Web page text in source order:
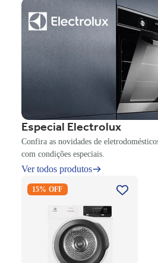
Especial Electrolux
Confira as novidades de
com condições especiais.
Ver todos produtos
Premium Care 12Kg com
Branco 220V
15% OFF